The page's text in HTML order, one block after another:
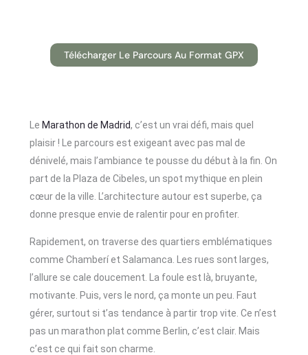
Télécharger Le Parcours Au Format GPX
Le Marathon de Madrid, c’est un vrai défi, mais quel
plaisir ! Le parcours est exigeant avec pas mal de
dénivelé, mais l’ambiance te pousse du début à la fin. On
part de la Plaza de Cibeles, un spot mythique en plein
cœur de la ville. L’architecture autour est superbe, ça
donne presque envie de ralentir pour en profiter.
Rapidement, on traverse des quartiers emblématiques
comme Chamberí et Salamanca. Les rues sont larges,
l’allure se cale doucement. La foule est là, bruyante,
motivante. Puis, vers le nord, ça monte un peu. Faut
gérer, surtout si t’as tendance à partir trop vite. Ce n’est
pas un marathon plat comme Berlin, c’est clair. Mais
c’est ce qui fait son charme.